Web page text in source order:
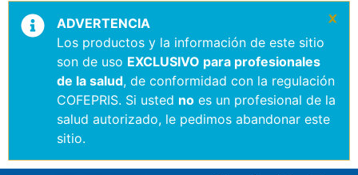
ADVERTENCIA
Los productos y la información de este sitio
son de uso EXCLUSIVO para profesionales
de la salud, de conformidad con la regulación
COFEPRIS. Si usted no es un profesional de la
salud autorizado, le pedimos abandonar este
sitio.
×